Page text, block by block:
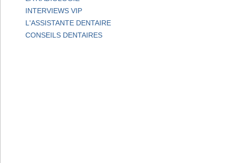
INTERVIEWS VIP
L'ASSISTANTE DENTAIRE
CONSEILS DENTAIRES